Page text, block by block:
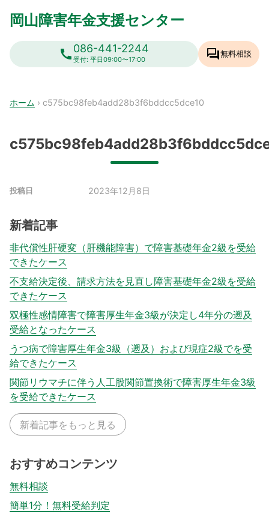
岡山障害年金支援センター
call086-441-2244
受付: 平日09:00〜17:00 forum無料相談
ホーム › c575bc98feb4add28b3f6bddcc5dce10
投稿日 2023年12月8日
新着記事
非代償性肝硬変（肝機能障害）で障害基礎年金2級を受給
できたケース
不支給決定後、請求方法を見直し障害基礎年金2級を受給
できたケース
双極性感情障害で障害厚生年金3級が決定し4年分の遡及
受給となったケース
うつ病で障害厚生年金3級（遡及）および現症2級でを受
給できたケース
関節リウマチに伴う人工股関節置換術で障害厚生年金3級
を受給できたケース
新着記事をもっと見る
おすすめコンテンツ
無料相談
簡単1分！無料受給判定